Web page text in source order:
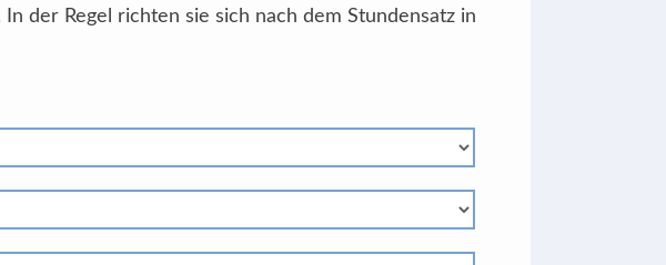
der Regel richten sie sich nach dem Stundensatz in